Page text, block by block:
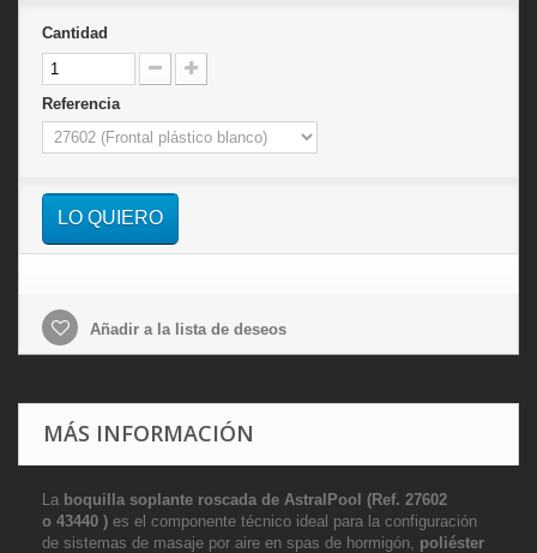
Cantidad
Referencia
LO QUIERO
Añadir a la lista de deseos
MÁS INFORMACIÓN
La boquilla soplante roscada de AstralPool (Ref. 27602
o 43440 ) es el componente técnico ideal para la configuración
de sistemas de masaje por aire en spas de hormigón, poliéster